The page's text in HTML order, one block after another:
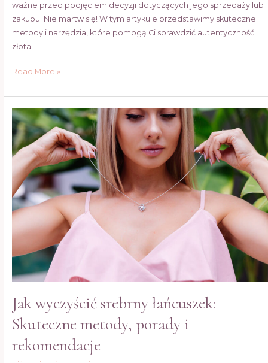
ważne przed podjęciem decyzji dotyczących jego sprzedaży lub
zakupu. Nie martw się! W tym artykule przedstawimy skuteczne
metody i narzędzia, które pomogą Ci sprawdzić autentyczność
złota
Read More »
Jak wyczyścić srebrny łańcuszek:
Skuteczne metody, porady i
rekomendacje
Jak
wyczyścić
srebrny
łańcuszek:
Skuteczne
metody,
porady
i
rekomendacje